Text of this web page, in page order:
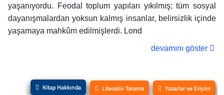
yaşanıyordu. Feodal toplum yapıları yıkılmış; tüm sosyal
dayanışmalardan yoksun kalmış insanlar, belirsizlik içinde
yaşamaya mahkûm edilmişlerdi. Lond
devamını göster
Kitap Hakkında Literatür Tarama Yazarlar ve Erişim